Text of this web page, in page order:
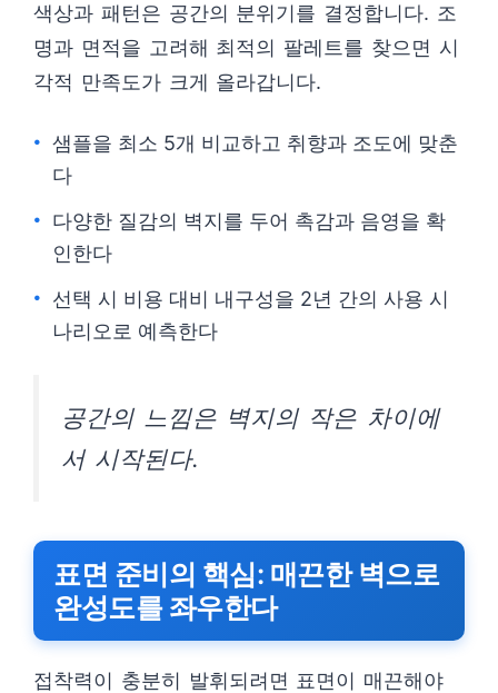
색상과 패턴은 공간의 분위기를 결정합니다. 조
명과 면적을 고려해 최적의 팔레트를 찾으면 시
각적 만족도가 크게 올라갑니다.
샘플을 최소 5개 비교하고 취향과 조도에 맞춘
다
다양한 질감의 벽지를 두어 촉감과 음영을 확
인한다
선택 시 비용 대비 내구성을 2년 간의 사용 시
나리오로 예측한다
공간의 느낌은 벽지의 작은 차이에
서 시작된다.
표면 준비의 핵심: 매끈한 벽으로
완성도를 좌우한다
접착력이 충분히 발휘되려면 표면이 매끈해야